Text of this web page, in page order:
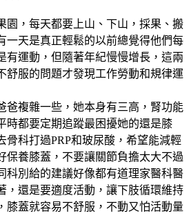
園，每天都要上山、下山，採果、搬
一天是真正輕鬆的以前總覺得他們每
有運動，但隨著年紀慢慢增長，這兩
舒服的問題才發現工作勞動和規律運
爸複雜一些，她本身有三高，腎功能
時都要定期追蹤最困擾她的還是膝
骨科打過PRP和玻尿酸，希望能減輕
保養膝蓋，不要讓關節負擔太大不過
科別給的建議好像都有道理家醫科醫
，還是要適度活動，讓下肢循環維持
膝蓋就容易不舒服，不動又怕活動量